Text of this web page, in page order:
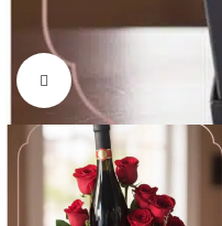
Click to enlarge